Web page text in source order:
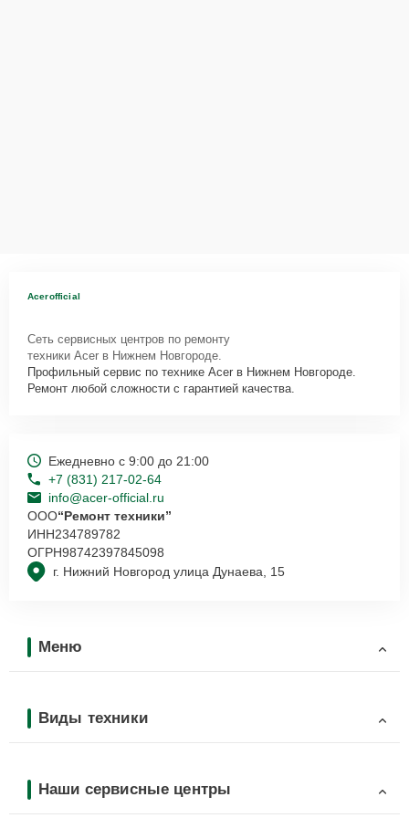
Acerofficial
Сеть сервисных центров по ремонту
техники Acer в Нижнем Новгороде.
Профильный сервис по технике Acer в Нижнем Новгороде.
Ремонт любой сложности с гарантией качества.
г. Нижний Новгород улица Дунаева, 15
Ежедневно с 9:00 до 21:00
+7 (831) 217-02-64
info@acer-official.ru
ООО“Ремонт техники”
ИНН234789782
ОГРН98742397845098
Меню
Виды техники
Наши сервисные центры